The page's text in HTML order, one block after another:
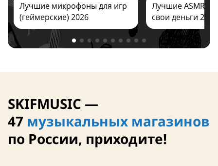
Состояние: не определено
Лучшие микрофоны для игр
(геймерские) 2026
Лучшие ASMR
свои деньги 2026
SKIFMUSIC —
47 музыкальных магазинов
по России, приходите!